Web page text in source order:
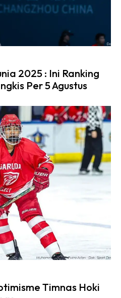
2025 : Ini Ranking
Per 5 Agustus
Timnas Hoki